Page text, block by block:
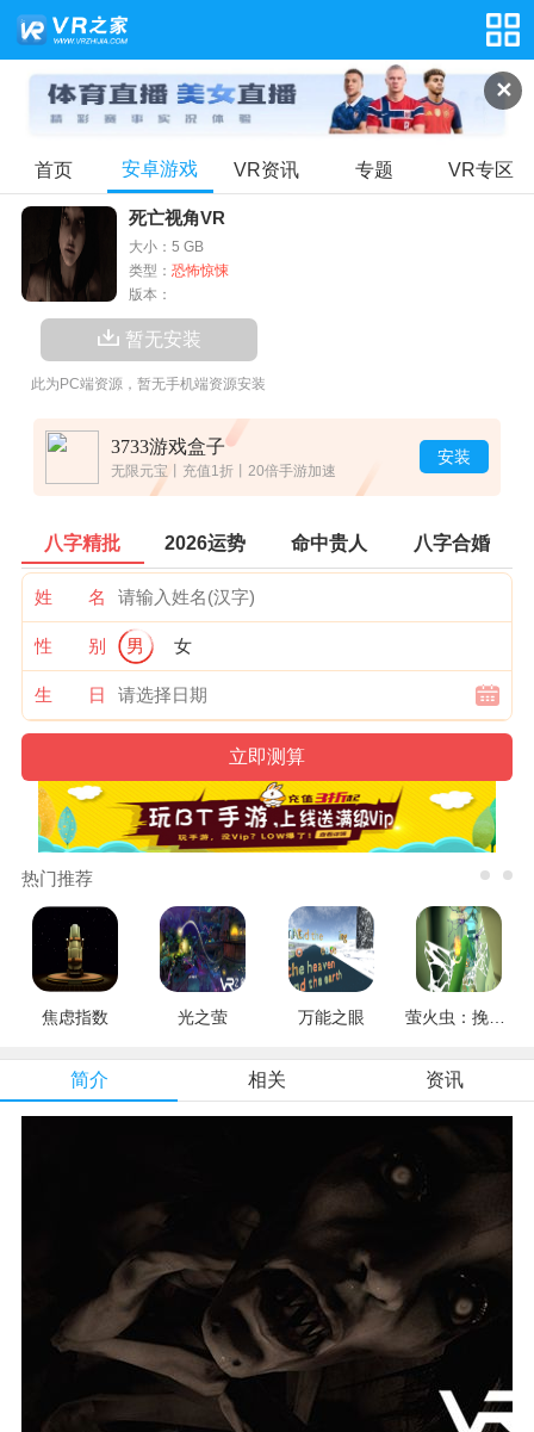
✕
首页 安卓游戏 VR资讯 专题 VR专区
死亡视角VR
大小：5 GB
类型： 恐怖惊悚
版本：
暂无安装
此为PC端资源，暂无手机端资源安装
3733游戏盒子
无限元宝丨充值1折丨20倍手游加速
安装
八字精批 2026运势 命中贵人 八字合婚
姓 名
性 别 男 女
生 日
热门推荐
焦虑指数 光之萤 万能之眼
简介 相关 资讯